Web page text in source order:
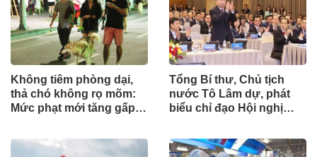
Không tiêm phòng dại,
thả chó không rọ mõm:
Mức phạt mới tăng gấp
Tổng Bí thư, Chủ tịch
nước Tô Lâm dự, phát
biểu chỉ đạo Hội nghị